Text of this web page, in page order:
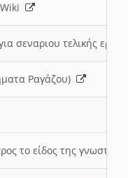
σεναριου τελικής
Ραγάζου)
το είδος της